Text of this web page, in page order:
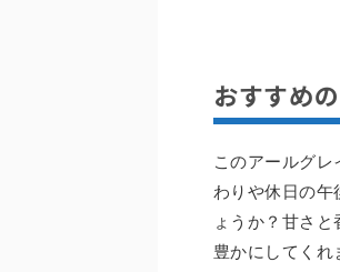
おすすめ
このアールグ
わりや休日の
ょうか？甘さ
豊かにしてくれ